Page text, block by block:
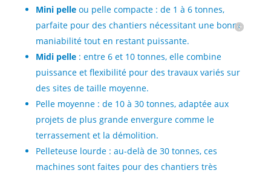
Mini pelle ou pelle compacte : de 1 à 6 tonnes,
parfaite pour des chantiers nécessitant une bonne
maniabilité tout en restant puissante.
Midi pelle: entre 6 et 10 tonnes, elle combine
puissance et flexibilité pour des travaux variés sur
des sites de taille moyenne.
Pelle moyenne : de 10 à 30 tonnes, adaptée aux
projets de plus grande envergure comme le
terrassement et la démolition.
Pelleteuse lourde : au-delà de 30 tonnes, ces
machines sont faites pour des chantiers très